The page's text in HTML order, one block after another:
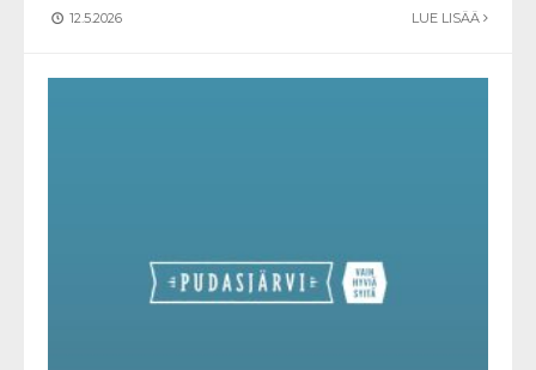
12.5.2026 LUE LISÄÄ